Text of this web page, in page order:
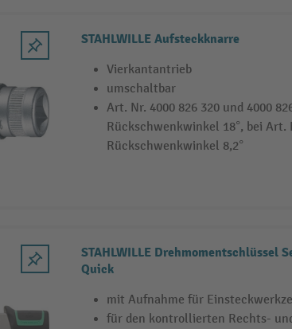
STAHLWILLE Aufsteckknarre
Vierkantantrieb
umschaltbar
Art. Nr. 4000 826 320 und 4000
Rückschwenkwinkel 18°, bei Art.
Rückschwenkwinkel 8,2°
STAHLWILLE Drehmomentschlüssel
Quick
mit Aufnahme für
für den kontrollierten Rechts-